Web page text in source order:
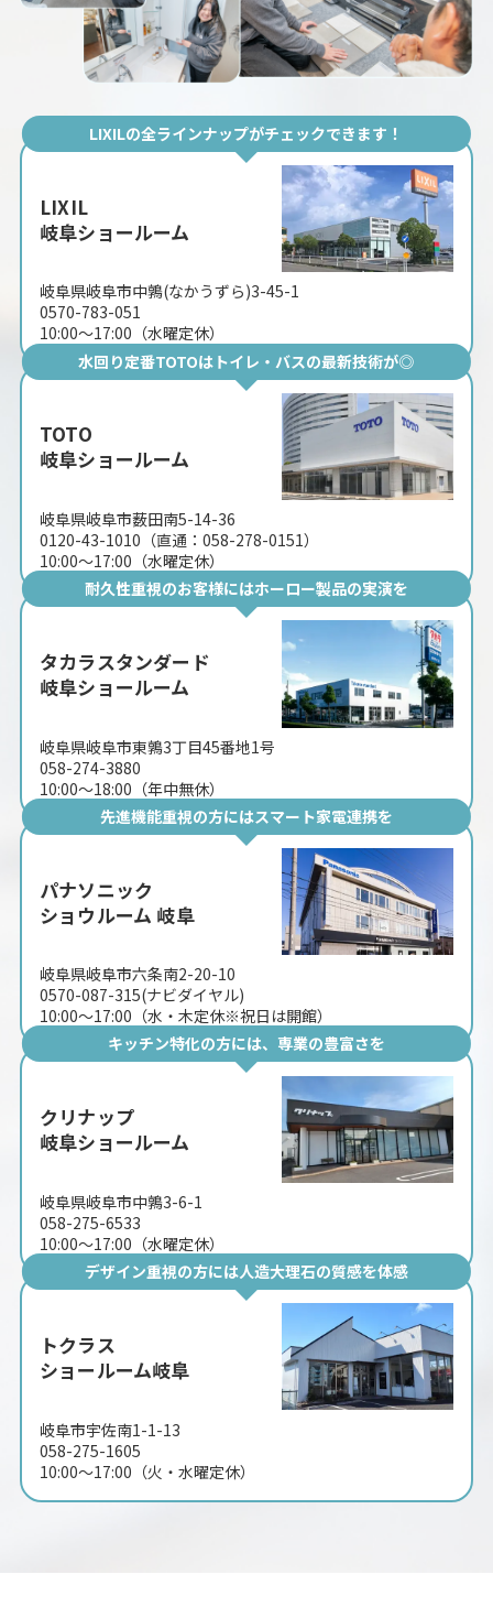
LIXILの全ラインナップがチェックできます！
LIXIL
岐阜ショールーム
岐阜県岐阜市中鶉(なかうずら)3-45-1
0570-783-051
10:00〜17:00（水曜定休）
水回り定番TOTOはトイレ・バスの最新技術が◎
TOTO
岐阜ショールーム
岐阜県岐阜市薮田南5-14-36
0120-43-1010（直通：058-278-0151）
10:00〜17:00（水曜定休）
耐久性重視のお客様にはホーロー製品の実演を
タカラスタンダード
岐阜ショールーム
岐阜県岐阜市東鶉3丁目45番地1号
058-274-3880
10:00〜18:00（年中無休）
先進機能重視の方にはスマート家電連携を
パナソニック
ショウルーム 岐阜
岐阜県岐阜市六条南2-20-10
0570-087-315(ナビダイヤル)
10:00〜17:00（水・木定休※祝日は開館）
キッチン特化の方には、専業の豊富さを
クリナップ
岐阜ショールーム
岐阜県岐阜市中鶉3-6-1
058-275-6533
10:00〜17:00（水曜定休）
デザイン重視の方には人造大理石の質感を体感
トクラス
ショールーム岐阜
岐阜市宇佐南1-1-13
058-275-1605
10:00〜17:00（火・水曜定休）